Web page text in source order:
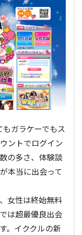
ガラケーでもス
ントでログイン
の多さ、体験談
本当に出会って
女性は終始無料
は超最優良出会
。イククルの新